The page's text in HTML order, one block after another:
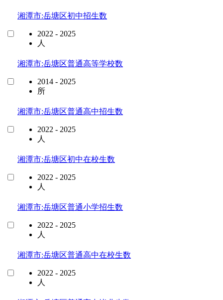
湘潭市:岳塘区初中招生数
2022 - 2025
人
湘潭市:岳塘区普通高等学校数
2014 - 2025
所
湘潭市:岳塘区普通高中招生数
2022 - 2025
人
湘潭市:岳塘区初中在校生数
2022 - 2025
人
湘潭市:岳塘区普通小学招生数
2022 - 2025
人
湘潭市:岳塘区普通高中在校生数
2022 - 2025
人